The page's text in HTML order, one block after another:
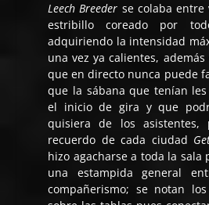
Leech Breeder se colaba entre
estribillo coreado por
adquiriendo la intensidad
una vez ya calientes,
que en directo nunca puede
que la sábana que tenían
el inicio de gira y que
quisiera de los asistentes,
recuerdo de cada ciudad
hizo agacharse a toda la sala
una estampida general
compañerismo; se notan